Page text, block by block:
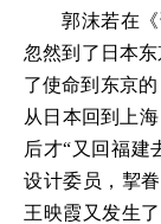
郭沫若在
忽然到了日本
了使命到东京
从日本回到上
后才“又回福建
设计委员，挈
王映霞又发生